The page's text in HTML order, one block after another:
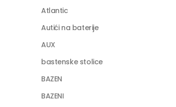
Atlantic
Autići na baterije
AUX
bastenske stolice
BAZEN
BAZENI